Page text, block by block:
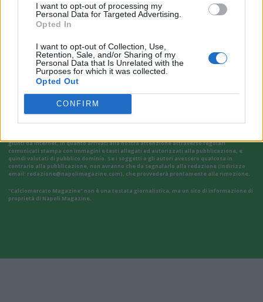
I want to opt-out of processing my
Personal Data for Targeted Advertising.
Opted In
I want to opt-out of Collection, Use,
Retention, Sale, and/or Sharing of my
Personal Data that Is Unrelated with the
Purposes for which it was collected.
Opted Out
CONFIRM
VAI ALLA VERSIONE CLASSICA
giunti da internet, in quanto arrivati alla nostra attenzione attraverso regolari
comunicati stampa con immagini e testi allegati ed autorizzati alla pubblicazione, e
quindi valutati di pubblico dominio. Se i soggetti o gli autori avessero qualcosa in
contrario alla pubblicazione, non avranno che da segnalarlo alla redazione (indirizzo
email: redazione@napolimagazine.com), che provvederà prontamente alla rimozione.
"Calciomercato Magazine" non è una testata giornalistica, ma un sito di informazione di
proprietà di Napoli Magazine.